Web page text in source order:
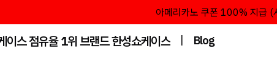
아메리카노 쿠폰 100% 지급 (
이스 점유율 1위 브랜드 한성쇼케이스 | Blog